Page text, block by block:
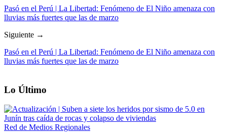
Pasó en el Perú | La Libertad: Fenómeno de El Niño amenaza con
lluvias más fuertes que las de marzo
Siguiente →
Pasó en el Perú | La Libertad: Fenómeno de El Niño amenaza con
lluvias más fuertes que las de marzo
Lo Último
Red de Medios Regionales